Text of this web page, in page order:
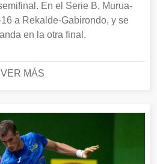
En el Serie B, Murua-
a Rekalde-Gabirondo, y se
en la otra final.
VER MÁS